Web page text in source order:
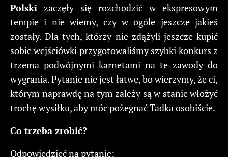
Polski zaczęły się rozchodzić w ekspresowym
tempie i nie wiemy, czy w ogóle jeszcze jakieś
zostały. Dla tych, którzy nie zdążyli jeszcze kupić
sobie wejściówki przygotowaliśmy szybki konkurs z
trzema podwójnymi karnetami na te zawody do
wygrania. Pytanie nie jest łatwe, bo wierzymy, że ci,
którym naprawdę na tym zależy są w stanie włożyć
trochę wysiłku, aby móc pożegnać Tadka osobiście.
Co trzeba zrobić?
Odpowiedzieć na pytanie: